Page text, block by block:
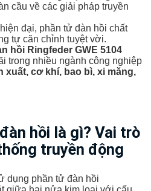
cầu về các giải pháp truyền
đại, phần tử đàn hồi chất
tự căn chỉnh tuyệt vời.
hồi Ringfeder GWE 5104
trong nhiều ngành công nghiệp
xuất, cơ khí, bao bì, xi măng,
hồi là gì? Vai trò
truyền động
dụng phần tử đàn hồi